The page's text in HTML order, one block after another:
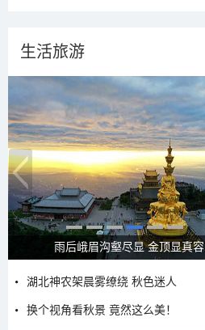
生活旅游
雨后峨眉沟壑尽显 金顶显真容
湖北神农架晨雾缭绕 秋色迷人
换个视角看秋景 竟然这么美！